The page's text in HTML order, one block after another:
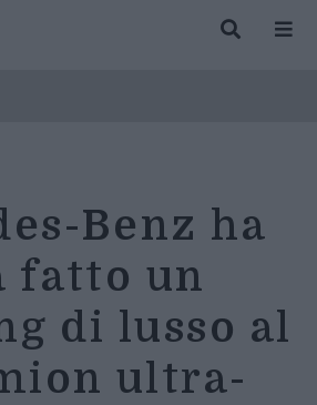
Benz ha
fatto un
di lusso al
ultra-